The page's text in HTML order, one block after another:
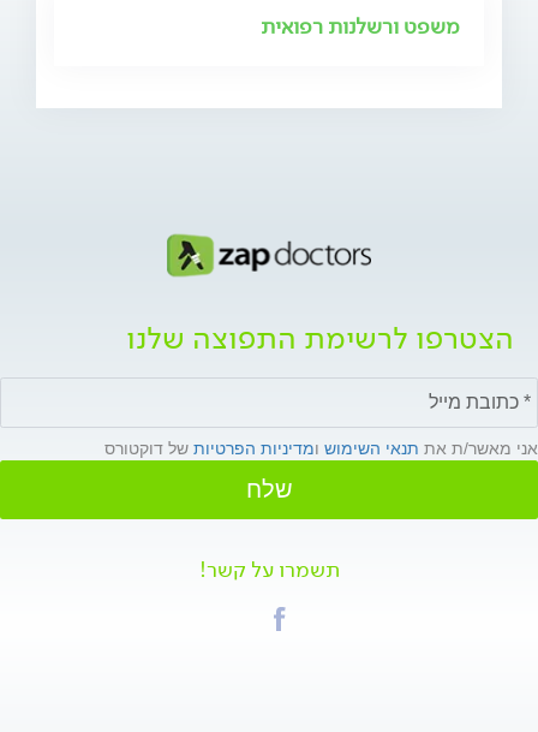
משפט ורשלנות רפואית
הצטרפו לרשימת התפוצה שלנו
אני מאשר/ת את תנאי השימוש ומדיניות הפרטיות של דוקטורס
שלח
תשמרו על קשר!